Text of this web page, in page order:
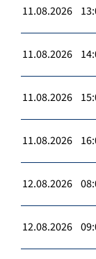
11.08.2026
11.08.2026
11.08.2026
11.08.2026
12.08.2026
12.08.2026